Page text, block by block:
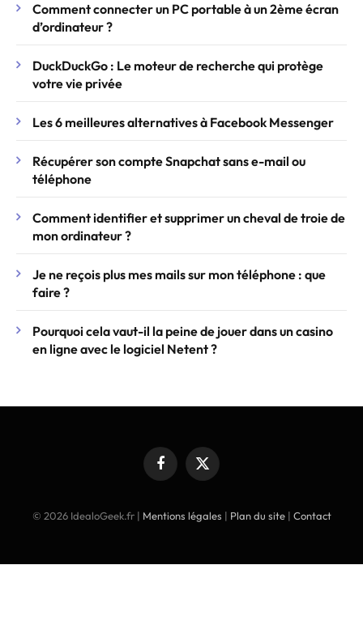
Comment connecter un PC portable à un 2ème écran
d’ordinateur ?
DuckDuckGo : Le moteur de recherche qui protège
votre vie privée
Les 6 meilleures alternatives à Facebook Messenger
Récupérer son compte Snapchat sans e-mail ou
téléphone
Comment identifier et supprimer un cheval de troie de
mon ordinateur ?
Je ne reçois plus mes mails sur mon téléphone : que
faire ?
Pourquoi cela vaut-il la peine de jouer dans un casino
en ligne avec le logiciel Netent ?
FacebookX
(Twitter)
© 2026 IdealoGeek.fr | Mentions légales | Plan du site| Contact